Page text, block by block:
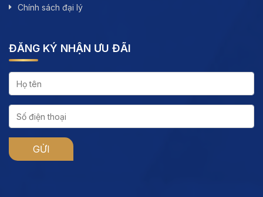
Chính sách đại lý
ĐĂNG KÝ NHẬN ƯU ĐÃI